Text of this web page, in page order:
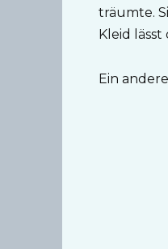
träumte.
Kleid
Ein